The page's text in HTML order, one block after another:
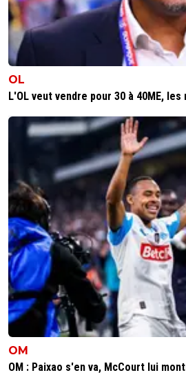
OL
L'OL veut vendre pour 30 à 40ME,
OM
OM : Paixao s'en va, McCourt lui